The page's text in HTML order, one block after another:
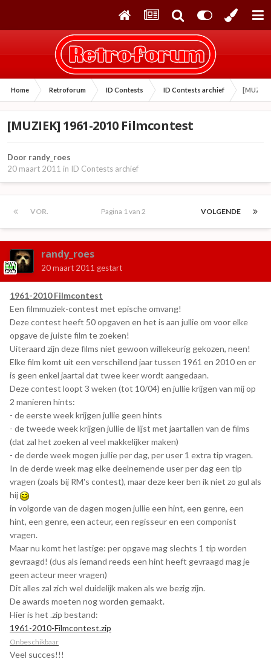
Home Retroforum ID Contests ID Contests archief
[MUZIEK] 1961-2010 Filmcontest
Door randy_roes
20 maart 2011 in ID Contests archief
VOR. VOLGENDE
Pagina 1 van 2
randy_roes
20 maart 2011 gestart
1961-2010 Filmcontest
Een filmmuziek-contest met epische omvang!
Deze contest heeft 50 opgaven en het is aan jullie om voor elke
opgave de juiste film te zoeken!
Uiteraard zijn deze films niet gewoon willekeurig gekozen, neen!
Elke film komt uit een verschillend jaar tussen 1961 en 2010 en er
is geen enkel jaartal dat twee keer wordt aangedaan.
Deze contest loopt 3 weken (tot 10/04) en jullie krijgen van mij op
2 manieren hints:
- de eerste week krijgen jullie geen hints
- de tweede week krijgen jullie de lijst met jaartallen van de films
(dat zal het zoeken al veel makkelijker maken)
- de derde week mogen jullie per dag, per user 1 extra tip vragen.
In de derde week mag elke deelnemende user per dag een tip
vragen (zoals bij RM's contest), maar deze keer ben ik niet zo gul als
hij
in volgorde van de dagen mogen jullie een hint, een genre, een
hint, een genre, een acteur, een regisseur en een componist
vragen.
Maar nu komt het lastige: per opgave mag slechts 1 tip worden
gevraagd! (dus als iemand reeds een hint heeft gevraagd mag je
geen acteur meer vragen)
Dit alles zal zich wel duidelijk maken als we bezig zijn.
De awards moeten nog worden gemaakt.
Hier is het .zip bestand:
1961-2010-Filmcontest.zip
Onbeschikbaar
Veel succes!!!